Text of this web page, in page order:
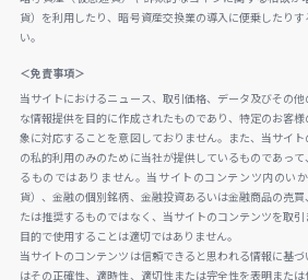
貨）を利用したり、暗号資産交換業の導入に便乗したり
い。
＜免責事項＞
当サイトにおけるニュース、取引価格、データ及びその
な情報提供を目的に作成されたものであり、特定のお客
象に対応することを意図しておりません。また、当サイ
の私的利用のみのために当社が提供しているものであっ
るものではありません。当サイトのコンテンツ内のい
貨）、金融の個別銘柄、金融投資あるいは金融商品の売
たは推奨するものではなく、当サイトのコンテンツを取
目的で使用することは適切ではありません。
当サイトのコンテンツは信頼できると思われる情報に基
はその正確性、適時性、適切性または完全性を表明また